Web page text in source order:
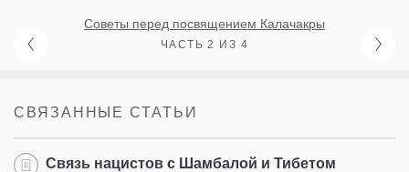
Советы перед посвящением Калачакры
ЧАСТЬ 2 ИЗ 4
СВЯЗАННЫЕ СТАТЬИ
Cвязь нацистов с Шамбалой и Тибетом